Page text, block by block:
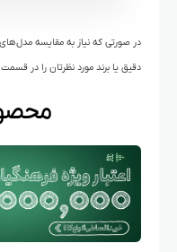
در صورتی که نیاز به مقایسه
دقیق یا برند مورد نظرتان را در